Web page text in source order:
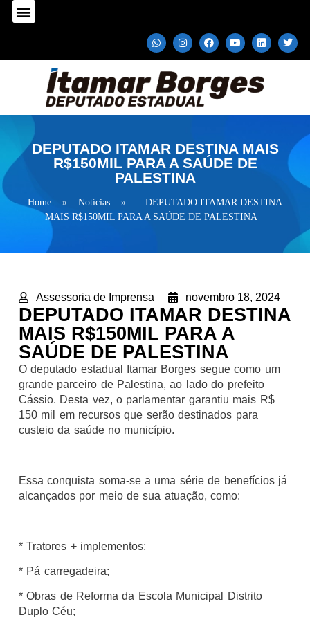
DEPUTADO ITAMAR DESTINA MAIS
R$150MIL PARA A SAÚDE DE
PALESTINA
Home » Notícias »
DEPUTADO ITAMAR DESTINA
MAIS R$150MIL PARA A SAÚDE DE PALESTINA
Assessoria de Imprensa novembro 18, 2024
DEPUTADO ITAMAR DESTINA
MAIS R$150MIL PARA A
SAÚDE DE PALESTINA
O deputado estadual Itamar Borges segue como um
grande parceiro de Palestina, ao lado do prefeito
Cássio. Desta vez, o parlamentar garantiu mais R$
150 mil em recursos que serão destinados para
custeio da saúde no município.
Essa conquista soma-se a uma série de benefícios já
alcançados por meio de sua atuação, como:
* Tratores + implementos;
* Pá carregadeira;
* Obras de Reforma da Escola Municipal Distrito
Duplo Céu;